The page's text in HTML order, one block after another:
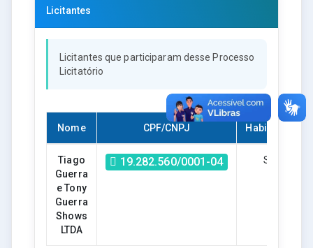
Licitantes
Licitantes que participaram desse Processo
Licitatório
Nome CPF/CNPJ Habilitado?
Tiago
Guerra
e Tony
Guerra
Shows
LTDA
19.282.560/0001-04 Sim